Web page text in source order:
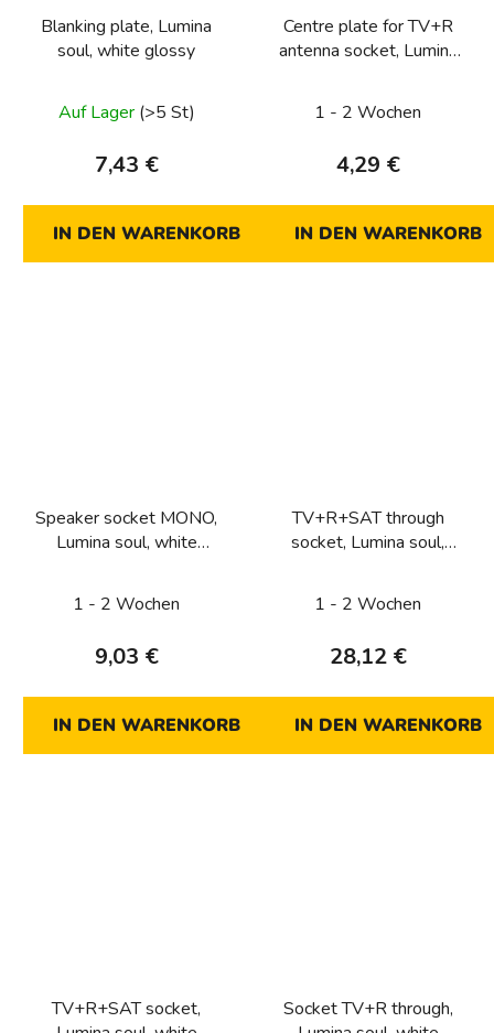
Blanking plate, Lumina
soul, white glossy
Auf Lager (>5 St)
7,43 €
IN DEN WARENKORB
Centre plate for TV+R
antenna socket, Lumina
1 - 2 Wochen
4,29 €
IN DEN WARENKORB
Speaker socket MONO,
Lumina soul, white
1 - 2 Wochen
9,03 €
IN DEN WARENKORB
TV+R+SAT through
socket, Lumina soul,
1 - 2 Wochen
28,12 €
IN DEN WARENKORB
TV+R+SAT socket,
Socket TV+R through,